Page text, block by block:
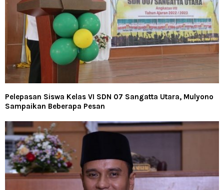
Pelepasan Siswa Kelas VI SDN 07 Sangatta Utara, Mulyono
Sampaikan Beberapa Pesan